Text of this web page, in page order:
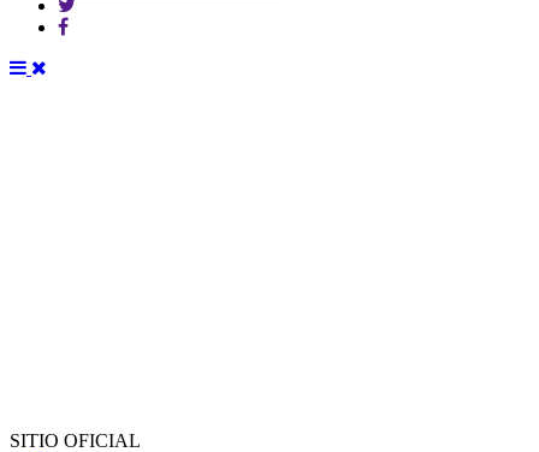
SITIO OFICIAL